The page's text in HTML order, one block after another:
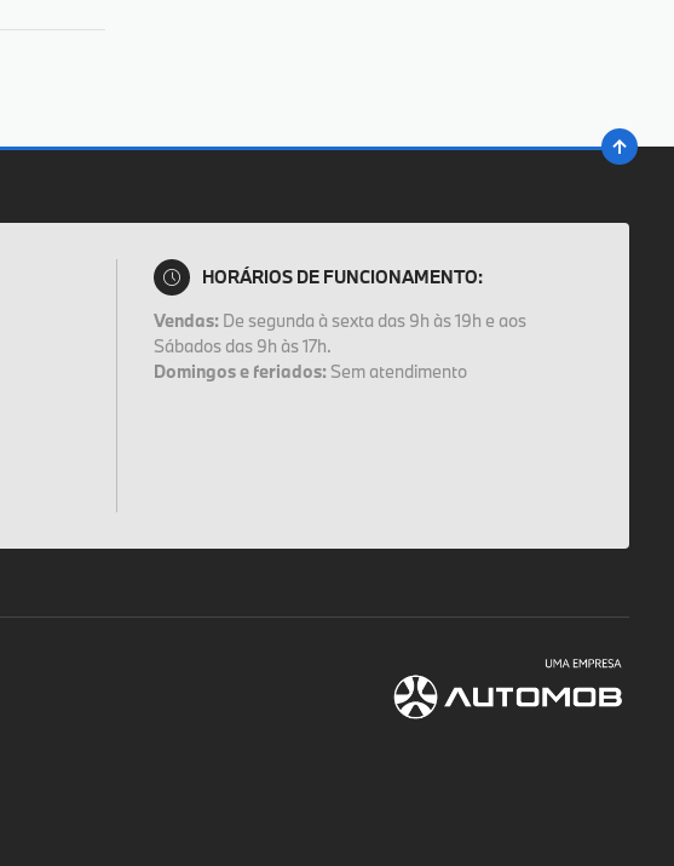
HORÁRIOS DE FUNCIONAMENTO:
Vendas: De segunda à sexta das 9h às 19h e aos
Sábados das 9h às 17h.
Domingos e feriados: Sem atendimento